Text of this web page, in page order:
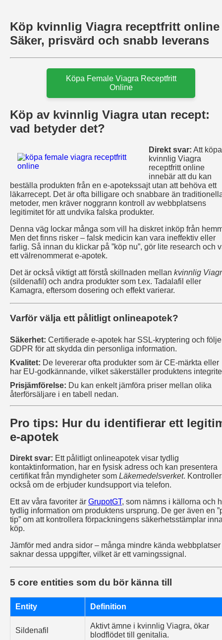
Köp kvinnlig Viagra receptfritt online
Säker, prisvärd och snabb leverans
Köpa Female Viagra Receptfritt
Online
Köp av kvinnlig Viagra utan recept:
vad betyder det?
Direkt svar: Att köpa
kvinnlig Viagra
receptfritt online
innebär att du kan
beställa produkten från en e‑apotekssajt utan att behöva ett
läkarrecept. Det är ofta billigare och snabbare än
metoder, men kräver noggrann kontroll av webbplatsens
legitimitet för att undvika falska produkter.
Denna väg lockar många som vill ha diskret inköp från
Men det finns risker – falsk medicin kan vara ineffektiv eller
farlig. Så innan du klickar på ”köp nu”, gör lite research och
ett välrenommerat e‑apotek.
Det är också viktigt att förstå skillnaden mellan kvinnlig
(sildenafil) och andra produkter som t.ex. Tadalafil eller
Kamagra, eftersom dosering och effekt varierar.
Varför välja ett pålitligt onlineapotek?
Säkerhet: Certifierade e‑apotek har SSL-kryptering och
GDPR för att skydda din personliga information.
Kvalitet: De levererar ofta produkter som är CE-märkta eller
har EU-godkännande, vilket säkerställer produktens
Prisjämförelse: Du kan enkelt jämföra priser mellan olika
återförsäljare i en tabell nedan.
Pro tips: Hur du identifierar ett
e‑apotek
Direkt svar: Ett pålitligt onlineapotek visar tydlig
kontaktinformation, har en fysisk adress och kan presentera
certifikat från myndigheter som Läkemedelsverket.
också om de erbjuder kundsupport via telefon.
Ett av våra favoriter är GrupotGT, som nämns i källorna och
tydlig information om produktens ursprung. De ger även en
tip” om att kontrollera förpackningens säkerhetsstämplar
köp.
Jämför med andra sidor – många mindre kända webbplatser
saknar dessa uppgifter, vilket är ett varningssignal.
5 core entities som du bör känna till
Entity Definition
Sildenafil
Aktivt ämne i kvinnlig Viagra, ökar
blodflödet till genitalia.